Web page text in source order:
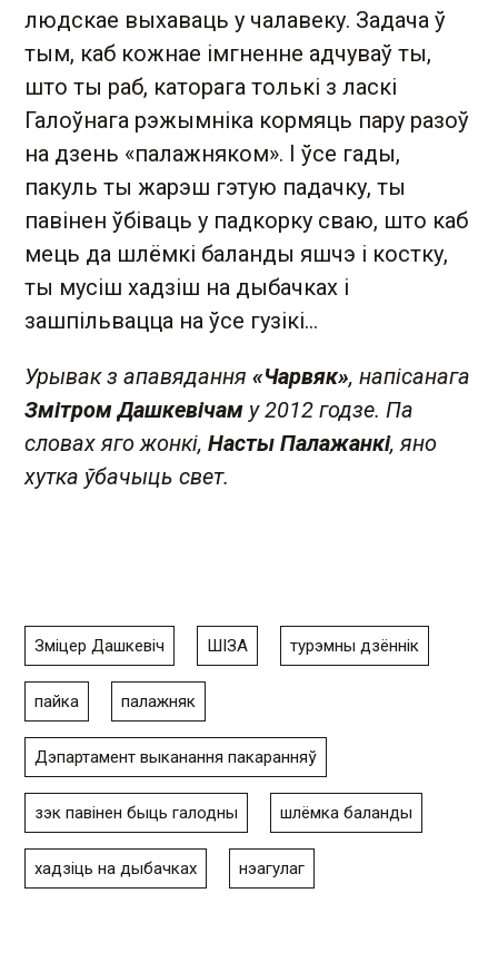
людскае выхаваць у чалавеку. Задача ў
тым, каб кожнае імгненне адчуваў ты,
што ты раб, каторага толькі з ласкі
Галоўнага рэжымніка кормяць пару разоў
на дзень «палажняком». І ўсе гады,
пакуль ты жарэш гэтую падачку, ты
павінен ўбіваць у падкорку сваю, што каб
мець да шлёмкі баланды яшчэ і костку,
ты мусіш хадзіш на дыбачках і
зашпільвацца на ўсе гузікі...
Урывак з апавядання «Чарвяк», напісанага
Змітром Дашкевічам у 2012 годзе. Па
словах яго жонкі, Насты Палажанкі, яно
хутка ўбачыць свет.
Зміцер Дашкевіч ШІЗА турэмны дзённік
пайка палажняк
Дэпартамент выканання пакаранняў
зэк павінен быць галодны шлёмка баланды
хадзіць на дыбачках нэагулаг